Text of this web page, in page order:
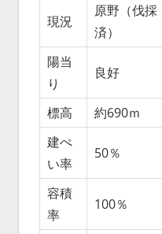
現況
原野（伐採
済）
陽当
り
良好
標高 約690ｍ
建ぺ
い率
50％
容積
率
100％